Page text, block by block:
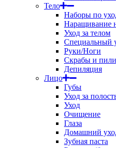
Тело
Наборы по
Наращивание
Уход за телом
Специальный
Руки/Ноги
Скрабы и
Депиляция
Лицо
Губы
Уход за
Уход
Очищение
Глаза
Домашний
Зубная паста